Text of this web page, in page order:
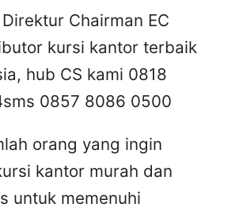
Chairman EC
kursi kantor terbaik
hub CS kami 0818
sms 0857 8086 0500
orang yang ingin
kantor murah dan
untuk memenuhi